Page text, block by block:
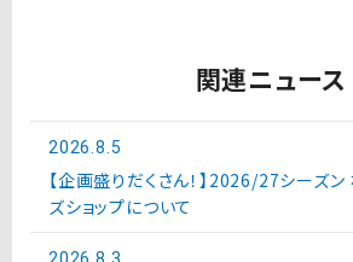
関連ニュース
2026.8.5
【企画盛りだくさん！】2026/27シーズ
ズショップについて
2026.8.3